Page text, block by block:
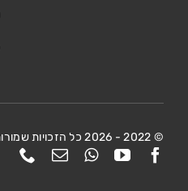
© 2022 - 2026 כל הזכויות שמורות ל״שביל הדרך לחיים״